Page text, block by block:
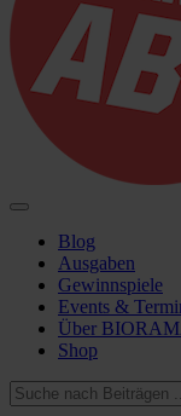
Blog
Ausgaben
Gewinnspiele
Events &
Über
Shop